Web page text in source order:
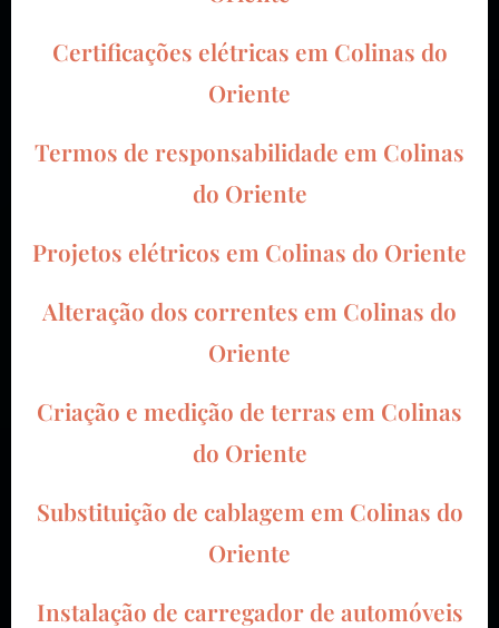
Certificações elétricas em Colinas do
Oriente
Termos de responsabilidade em Colinas
do Oriente
Projetos elétricos em Colinas do Oriente
Alteração dos correntes em Colinas do
Oriente
Criação e medição de terras em Colinas
do Oriente
Substituição de cablagem em Colinas do
Oriente
Instalação de carregador de automóveis